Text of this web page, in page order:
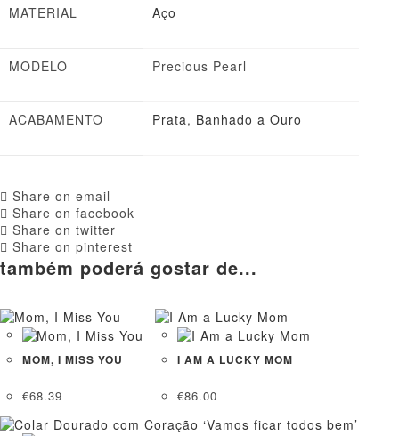
MATERIAL
Aço
MODELO Precious Pearl
ACABAMENTO Prata, Banhado a Ouro
Share on email
Share on facebook
Share on twitter
Share on pinterest
também poderá gostar de...
MOM, I MISS YOU
€68.39
I AM A LUCKY MOM
€86.00